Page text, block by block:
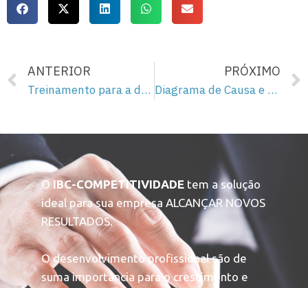
ANTERIOR
Treinamento para a democracia – 206
PRÓXIMO
Diagrama de Causa e Efeito
O IBC-COMPETITIVIDADE tem a solução
ideal para sua empresa ALCANÇAR NOVOS
RESULTADOS.
O desenvolvimento profissional são de
suma importância para o crescimento e